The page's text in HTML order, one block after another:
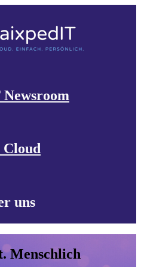
uns
Menschlich